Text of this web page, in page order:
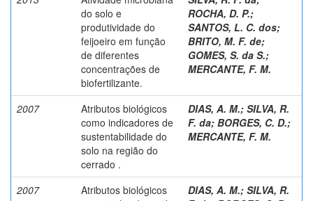
do solo e
produtividade do
feijoeiro em função
de diferentes
concentrações de
biofertilizante.
ROCHA, D. P.;
SANTOS, L. C. dos;
BRITO, M. F. de;
GOMES, S. da S.;
MERCANTE, F. M.
2007
Atributos biológicos
como indicadores de
sustentabilidade do
solo na região do
cerrado .
DIAS, A. M.; SILVA, R.
F. da; BORGES, C. D.;
MERCANTE, F. M.
2007
Atributos biológicos
DIAS, A. M.; SILVA, R.